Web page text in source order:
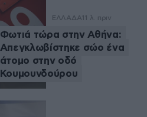
ΕΛΛΑΔΑ 11 λ. πριν
Φωτιά τώρα στην Αθήνα:
Απεγκλωβίστηκε σώο ένα
άτομο στην οδό
Κουμουνδούρου